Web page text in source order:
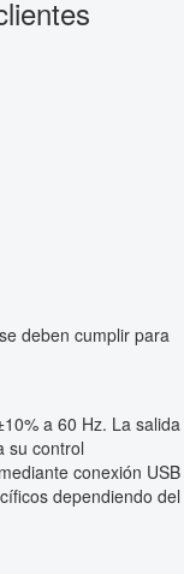
deben cumplir para
a 60 Hz. La salida
su control
conexión USB
dependiendo del